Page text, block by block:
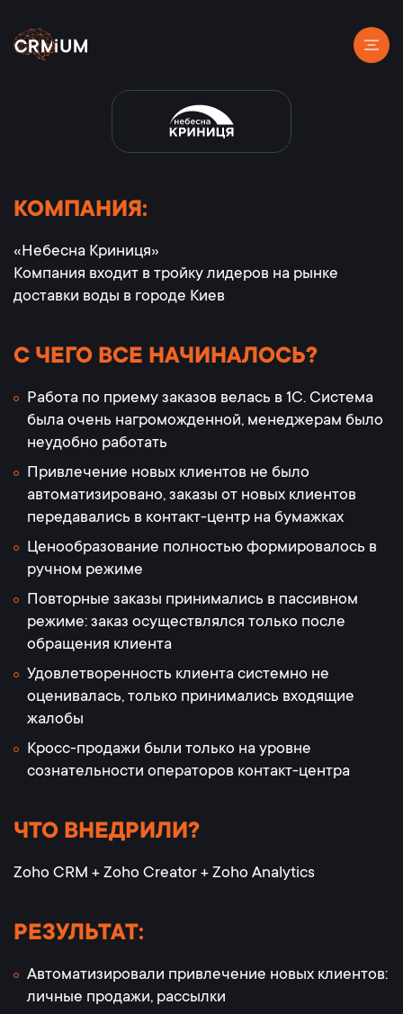
КОМПАНИЯ:
«Небесна Криниця»
Компания входит в тройку лидеров на рынке
доставки воды в городе Киев
С ЧЕГО ВСЕ НАЧИНАЛОСЬ?
Работа по приему заказов велась в 1С. Система
была очень нагроможденной, менеджерам было
неудобно работать
Привлечение новых клиентов не было
автоматизировано, заказы от новых клиентов
передавались в контакт-центр на бумажках
Ценообразование полностью формировалось в
ручном режиме
Повторные заказы принимались в пассивном
режиме: заказ осуществлялся только после
обращения клиента
Удовлетворенность клиента системно не
оценивалась, только принимались входящие
жалобы
Кросс-продажи были только на уровне
сознательности операторов контакт-центра
ЧТО ВНЕДРИЛИ?
Zoho CRM + Zoho Creator + Zoho Analytics
РЕЗУЛЬТАТ:
Автоматизировали привлечение новых клиентов:
личные продажи, рассылки